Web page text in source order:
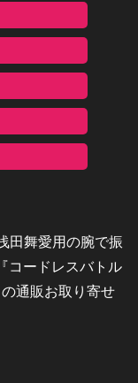
田舞愛用の腕で振
コードレスバトル
通販お取り寄せ